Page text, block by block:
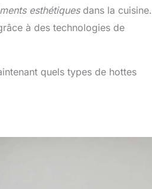
esthétiquesdans la cuisine.
à des technologies de
quels types de hottes